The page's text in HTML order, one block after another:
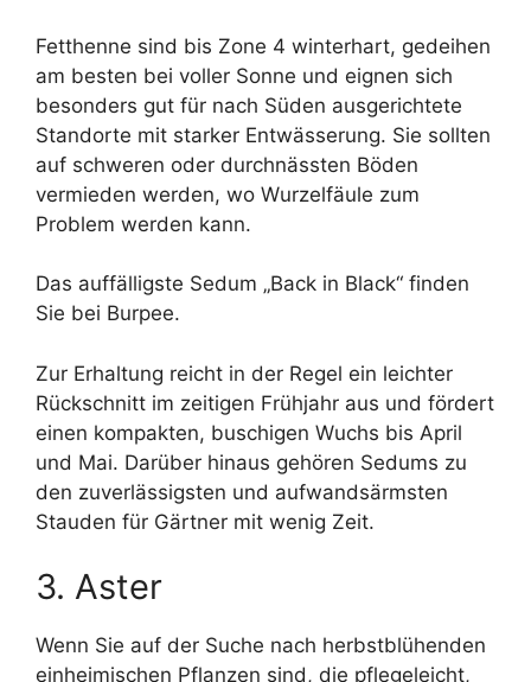
Fetthenne sind bis Zone 4 winterhart, gedeihen
am besten bei voller Sonne und eignen sich
besonders gut für nach Süden ausgerichtete
Standorte mit starker Entwässerung. Sie sollten
auf schweren oder durchnässten Böden
vermieden werden, wo Wurzelfäule zum
Problem werden kann.
Das auffälligste Sedum „Back in Black“ finden
Sie bei Burpee.
Zur Erhaltung reicht in der Regel ein leichter
Rückschnitt im zeitigen Frühjahr aus und fördert
einen kompakten, buschigen Wuchs bis April
und Mai. Darüber hinaus gehören Sedums zu
den zuverlässigsten und aufwandsärmsten
Stauden für Gärtner mit wenig Zeit.
3. Aster
Wenn Sie auf der Suche nach herbstblühenden
einheimischen Pflanzen sind, die pflegeleicht,